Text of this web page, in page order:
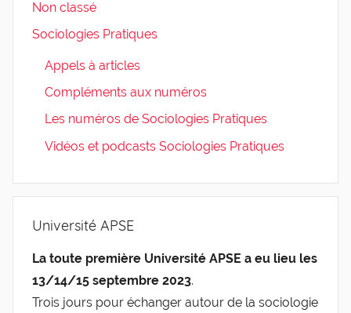
Non classé
Sociologies Pratiques
Appels à articles
Compléments aux numéros
Les numéros de Sociologies Pratiques
Vidéos et podcasts Sociologies Pratiques
Université APSE
La toute première Université APSE a eu lieu les
13/14/15 septembre 2023.
Trois jours pour échanger autour de la sociologie